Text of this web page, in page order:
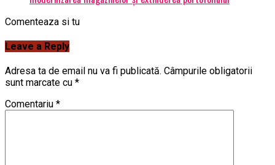
Comenteaza si tu
Leave a Reply
Adresa ta de email nu va fi publicată. Câmpurile obligatorii
sunt marcate cu *
Comentariu *